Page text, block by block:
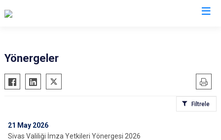
Yönergeler
Filtrele
21 May 2026
Sivas Valiliği İmza Yetkileri Yönergesi 2026